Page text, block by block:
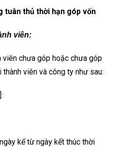
tuân thủ thời hạn góp vốn
viên:
viên chưa góp hoặc chưa góp
viên và công ty như sau:
:
kể từ ngày kết thúc thời